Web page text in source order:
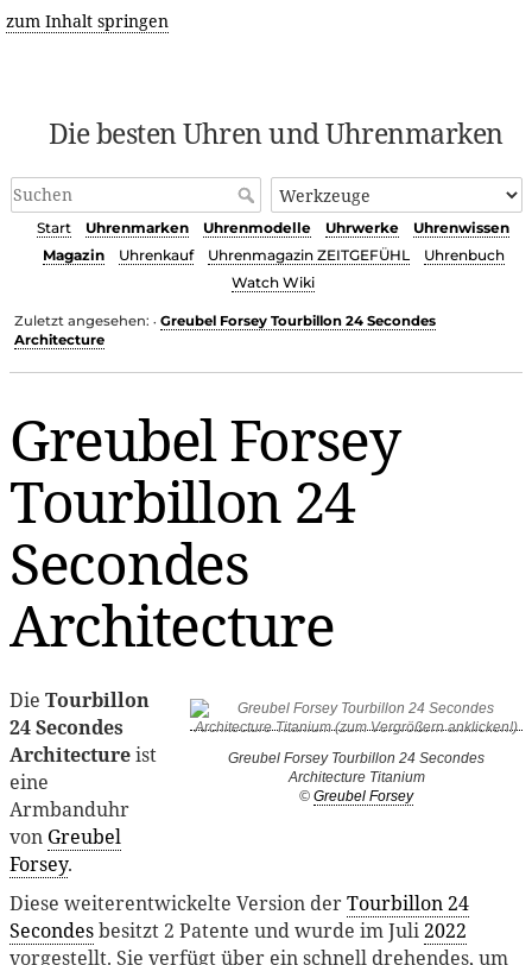
zum Inhalt springen
Die besten Uhren und Uhrenmarken
Start Uhrenmarken Uhrenmodelle Uhrwerke
Uhrenwissen
Magazin
Uhrenkauf Uhrenmagazin ZEITGEFÜHL
Uhrenbuch
Watch Wiki
Zuletzt angesehen: • Greubel Forsey Tourbillon 24 Secondes
Architecture
Greubel Forsey
Tourbillon 24
Secondes
Architecture
Greubel Forsey Tourbillon 24 Secondes
Architecture Titanium
© Greubel Forsey
Die Tourbillon
24 Secondes
Architectureist
eine
Armbanduhr
von Greubel
Forsey.
Diese weiterentwickelte Version derTourbillon 24
Secondesbesitzt 2 Patente und wurde im Juli2022
vorgestellt. Sie verfügt über ein schnell drehendes, um